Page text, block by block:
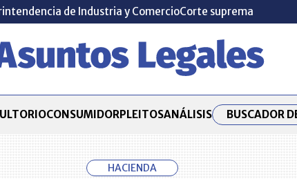
de Industria y ComercioCorte suprema
CONSUMIDORPLEITOSANÁLISIS BUSCADOR
HACIENDA